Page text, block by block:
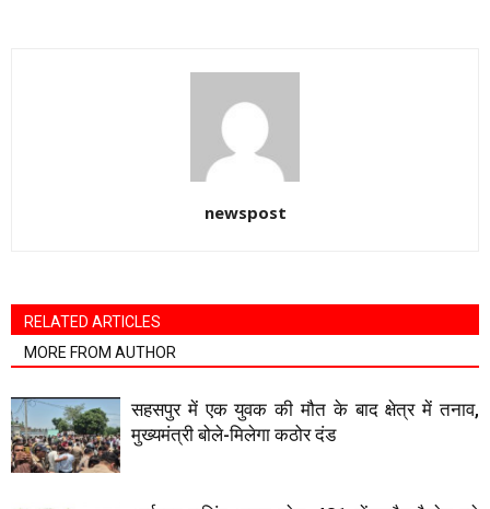
newspost
RELATED ARTICLES
MORE FROM AUTHOR
सहसपुर में एक युवक की मौत के बाद क्षेत्र में तनाव,
मुख्यमंत्री बोले-मिलेगा कठोर दंड